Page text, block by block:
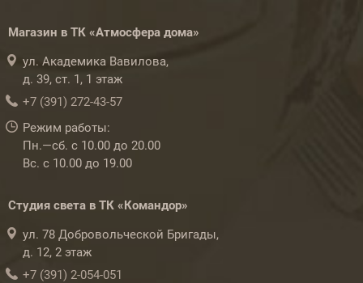
Магазин в ТК «Атмосфера дома»
ул. Академика Вавилова,
д. 39, ст. 1, 1 этаж
+7 (391) 272-43-57
Режим работы:
Пн.—сб. с 10.00 до 20.00
Вс. с 10.00 до 19.00
Студия света в ТК «Командор»
ул. 78 Добровольческой Бригады,
д. 12, 2 этаж
+7 (391) 2-054-051